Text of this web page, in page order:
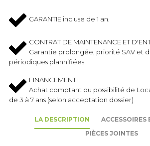
GARANTIE incluse de 1 an.
CONTRAT DE MAINTENANCE ET
Garantie prolongée, priorité SAV et
périodiques plannifiées
FINANCEMENT
Achat comptant ou possibilité de
de 3 à 7 ans (selon acceptation dossier)
LA DESCRIPTION
ACCESSOIRES
PIÈCES JOINTES